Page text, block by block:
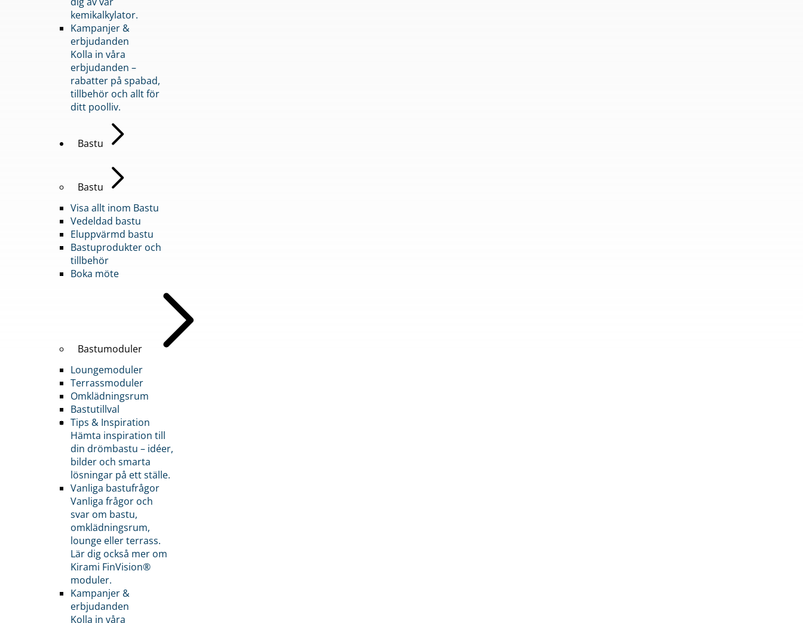
kemikalkylator.
Kampanjer &
erbjudanden
Kolla in våra
erbjudanden –
rabatter på spabad,
tillbehör och allt för
ditt poolliv.
Bastu
Bastu
Visa allt inom Bastu
Vedeldad bastu
Eluppvärmd bastu
Bastuprodukter och
tillbehör
Boka möte
Bastumoduler
Loungemoduler
Terrassmoduler
Omklädningsrum
Bastutillval
Tips & Inspiration
Hämta inspiration till
din drömbastu – idéer,
bilder och smarta
lösningar på ett ställe.
Vanliga bastufrågor
Vanliga frågor och
svar om bastu,
omklädningsrum,
lounge eller terrass.
Lär dig också mer om
Kirami FinVision®
moduler.
Kampanjer &
erbjudanden
Kolla in våra